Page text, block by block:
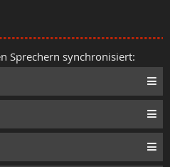
Sprechern synchronisiert: